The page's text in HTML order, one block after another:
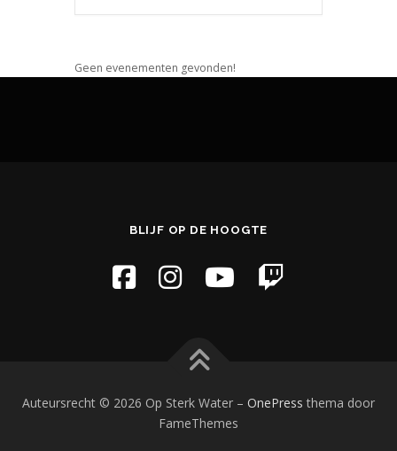
Geen evenementen gevonden!
BLIJF OP DE HOOGTE
Auteursrecht © 2026 Op Sterk Water – OnePress thema door
FameThemes